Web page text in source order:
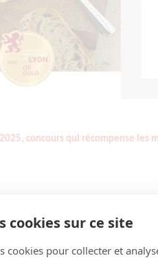
concours qui récompense les
Le Gaslonde
Gaslonde
cookies sur ce site
cookies pour collecter et